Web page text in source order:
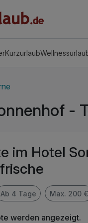
Kurzurlaub
-
im Hotel
Ab 4 Tage Max. 200 €
werden angezeigt.